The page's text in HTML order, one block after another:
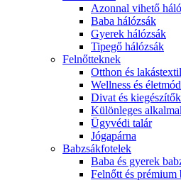
Azonnal vihető
Baba hálózsák
Gyerek hálózsák
Tipegő hálózsák
Felnőtteknek
Otthon és lakástextil
Wellness és életmód
Divat és kiegészítők
Különleges
Ügyvédi talár
Jógapárna
Babzsákfotelek
Baba és gyerek
Felnőtt és prémium